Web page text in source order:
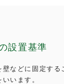
設置基準
などに固定する
います。